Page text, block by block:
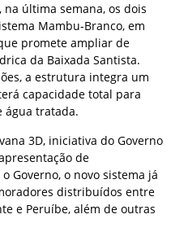
na última semana, os dois
Mambu-Branco, em
promete ampliar de
da Baixada Santista.
a estrutura integra um
capacidade total para
água tratada.
3D, iniciativa do Governo
de
Governo, o novo sistema já
distribuídos entre
e Peruíbe, além de outras